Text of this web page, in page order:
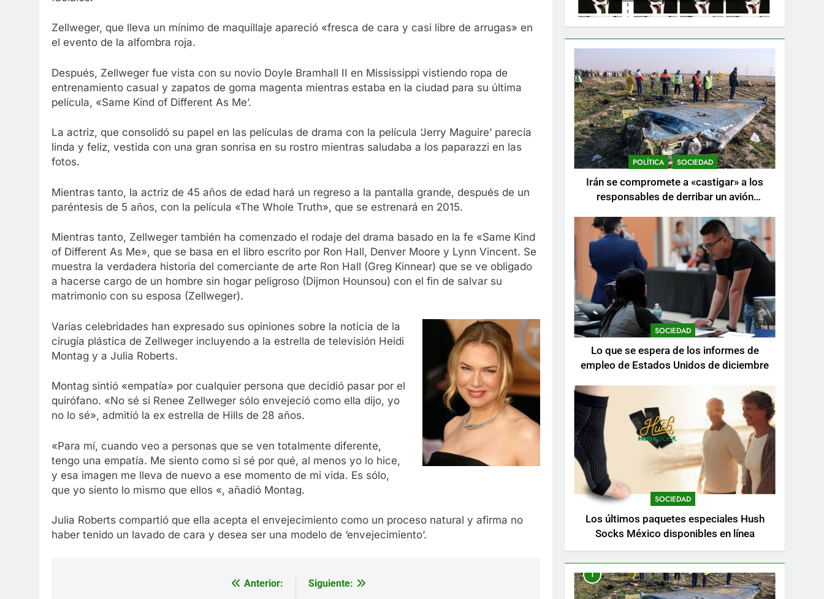
Zellweger, que lleva un mínimo de maquillaje apareció «fresca de cara y casi libre de arrugas» en
el evento de la alfombra roja.
Después, Zellweger fue vista con su novio Doyle Bramhall II en Mississippi vistiendo ropa de
entrenamiento casual y zapatos de goma magenta mientras estaba en la ciudad para su última
película, «Same Kind of Different As Me’.
La actriz, que consolidó su papel en las películas de drama con la película ‘Jerry Maguire’ parecía
linda y feliz, vestida con una gran sonrisa en su rostro mientras saludaba a los paparazzi en las
fotos.
Mientras tanto, la actriz de 45 años de edad hará un regreso a la pantalla grande, después de un
paréntesis de 5 años, con la película «The Whole Truth», que se estrenará en 2015.
Mientras tanto, Zellweger también ha comenzado el rodaje del drama basado en la fe «Same Kind
of Different As Me», que se basa en el libro escrito por Ron Hall, Denver Moore y Lynn Vincent. Se
muestra la verdadera historia del comerciante de arte Ron Hall (Greg Kinnear) que se ve obligado
a hacerse cargo de un hombre sin hogar peligroso (Dijmon Hounsou) con el fin de salvar su
matrimonio con su esposa (Zellweger).
Varias celebridades han expresado sus opiniones sobre la noticia de la
cirugía plástica de Zellweger incluyendo a la estrella de televisión Heidi
Montag y a Julia Roberts.
Montag sintió «empatía» por cualquier persona que decidió pasar por el
quirófano. «No sé si Renee Zellweger sólo envejeció como ella dijo, yo
no lo sé», admitió la ex estrella de Hills de 28 años.
«Para mí, cuando veo a personas que se ven totalmente diferente,
tengo una empatía. Me siento como si sé por qué, al menos yo lo hice,
y esa imagen me lleva de nuevo a ese momento de mi vida. Es sólo,
que yo siento lo mismo que ellos «, añadió Montag.
Julia Roberts compartió que ella acepta el envejecimiento como un proceso natural y afirma no
haber tenido un lavado de cara y desea ser una modelo de ‘envejecimiento’.
Anterior:
Siguiente:
POLÍTICA SOCIEDAD
Irán se compromete a «castigar» a los
responsables de derribar un avión
SOCIEDAD
Lo que se espera de los informes de
empleo de Estados Unidos de diciembre
SOCIEDAD
Los últimos paquetes especiales Hush
Socks México disponibles en línea
1